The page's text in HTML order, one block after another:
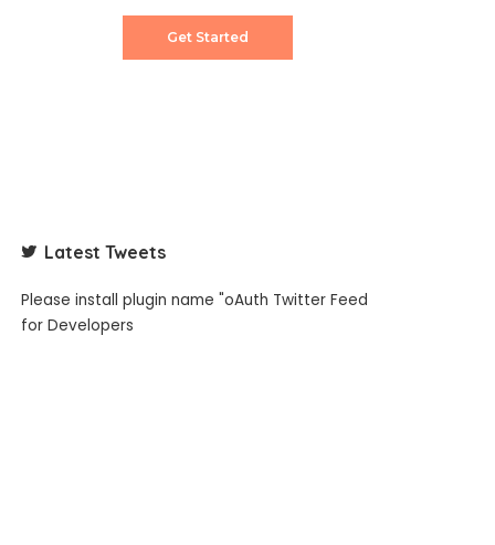
Get Started
Latest Tweets
Please install plugin name "oAuth Twitter Feed
for Developers